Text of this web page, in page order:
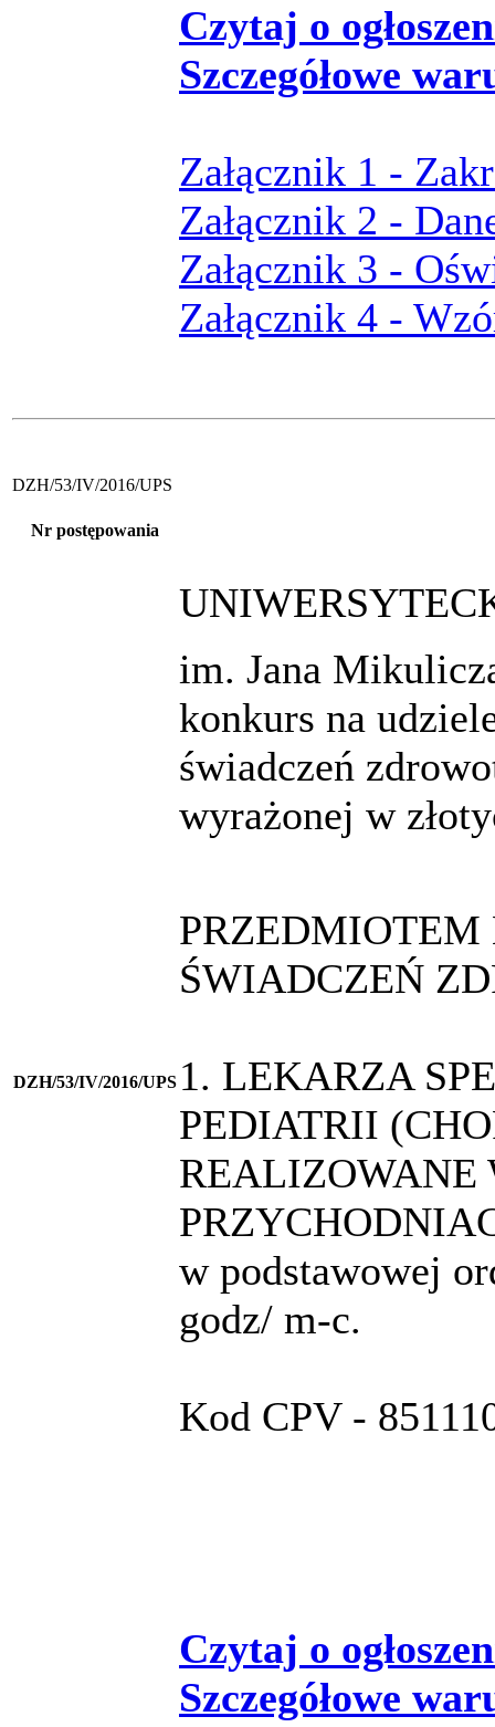
Czytaj o
Szczegółowe
Załącznik 1 -
Załącznik 2 -
Załącznik 3 -
Załącznik 4 -
DZH/53/IV/2016/UPS
Nr postępowania
DZH/53/IV/2016/UPS
im. Jana
konkurs na
świadczeń
wyrażonej w
ŚWIADCZEŃ
1. LEKARZA
PEDIATRII
REALIZOWANE
w podstawowej
godz/ m-c.
Kod CPV -
Czytaj o
Szczegółowe